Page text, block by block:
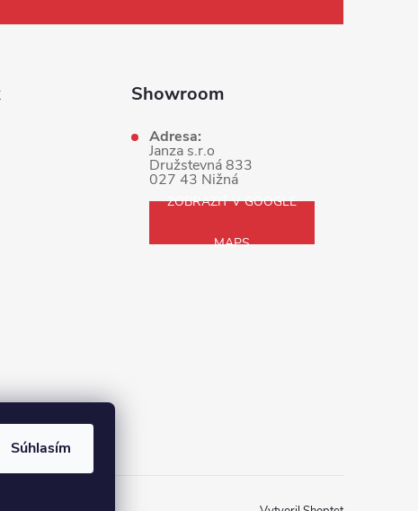
Súhlasím
Showroom
Adresa:
Janza s.r.o
Družstevná 833
027 43 Nižná
ZOBRAZIŤ V GOOGLE
MAPS